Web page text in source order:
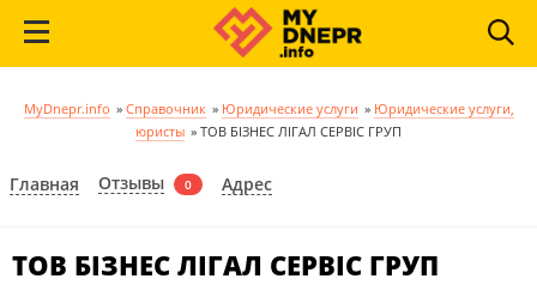
MyDnepr.info » Справочник » Юридические услуги » Юридические услуги,
юристы » ТОВ БІЗНЕС ЛІГАЛ СЕРВІС ГРУП
Главная Отзывы 0 Адрес
ТОВ БІЗНЕС ЛІГАЛ СЕРВІС ГРУП